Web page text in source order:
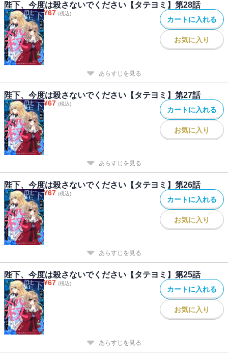
陛下、今度は殺さないでください【タテヨミ】第28話
¥67 (税込)
カートに入れる
お気に入り
あらすじを見る
陛下、今度は殺さないでください【タテヨミ】第27話
¥67 (税込)
カートに入れる
お気に入り
あらすじを見る
陛下、今度は殺さないでください【タテヨミ】第26話
¥67 (税込)
カートに入れる
お気に入り
あらすじを見る
陛下、今度は殺さないでください【タテヨミ】第25話
¥67 (税込)
カートに入れる
お気に入り
あらすじを見る